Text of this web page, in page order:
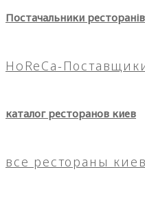
Постачальники
HoReCa-
каталог ресторанов киев
все рестораны